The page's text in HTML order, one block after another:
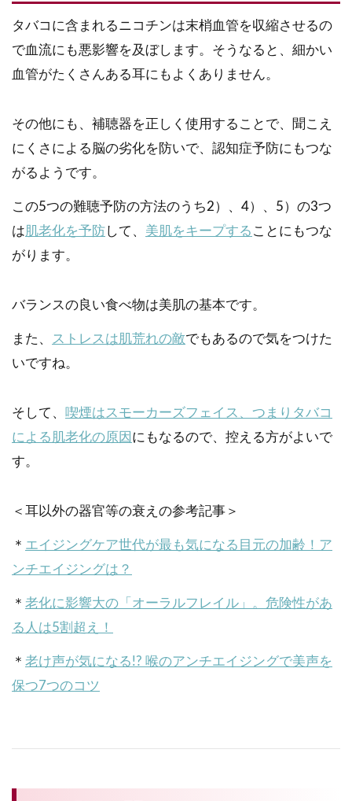
タバコに含まれるニコチンは末梢血管を収縮させるの
で血流にも悪影響を及ぼします。そうなると、細かい
血管がたくさんある耳にもよくありません。
その他にも、補聴器を正しく使用することで、聞こえ
にくさによる脳の劣化を防いで、認知症予防にもつな
がるようです。
この5つの難聴予防の方法のうち2）、4）、5）の3つ
は 肌老化を予防して、 美肌をキープする ことにもつな
がります。
バランスの良い食べ物は美肌の基本です。
また、 ストレスは肌荒れの敵でもあるので気をつけた
いですね。
そして、 喫煙はスモーカーズフェイス、つまりタバコ
による肌老化の原因 にもなるので、控える方がよいで
す。
＜耳以外の器官等の衰えの参考記事＞
＊ エイジングケア世代が最も気になる目元の加齢！ア
ンチエイジングは？
＊ 老化に影響大の「オーラルフレイル」。危険性があ
る人は5割超え！
＊ 老け声が気になる!? 喉のアンチエイジングで美声を
保つ7つのコツ